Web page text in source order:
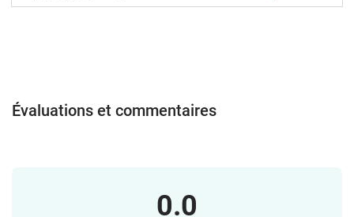
Évaluations et commentaires
0.0